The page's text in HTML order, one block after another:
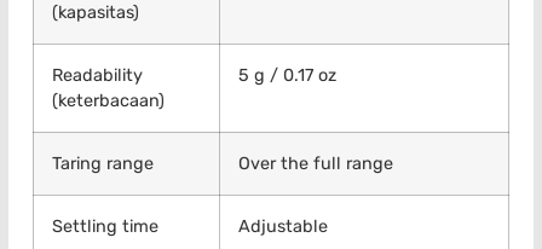
(kapasitas)
Readability
(keterbacaan)
5 g / 0.17 oz
Taring range Over the full range
Settling time Adjustable